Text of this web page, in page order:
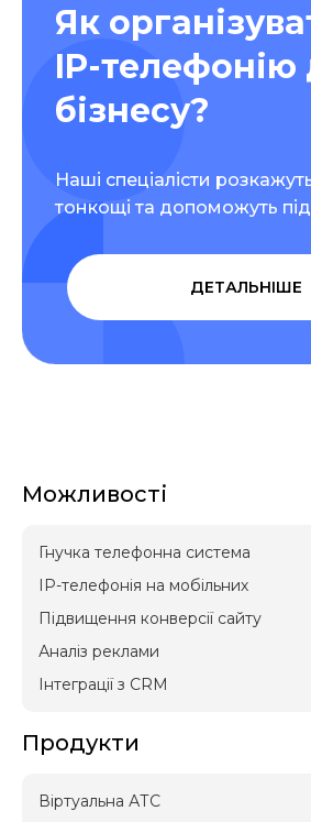
Як
IP-телефонію
бізнесу?
Наші спеціалісти
тонкощі та допоможуть
ДЕТАЛЬНІШЕ
Можливості
Гнучка телефонна система
IP-телефонія на мобільних
Підвищення конверсії сайту
Аналіз реклами
Інтеграції з CRM
Продукти
Віртуальна АТС